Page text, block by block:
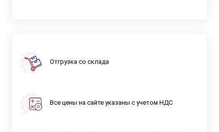
Отгрузка со склада
Все цены на сайте указаны с учетом НДС